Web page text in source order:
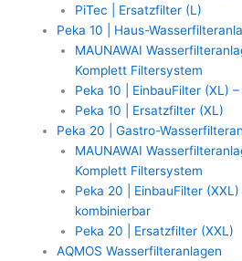
PiTec | Ersatzfilter (L)
Peka 10 | Haus-
MAUNAWAI
Komplett Filtersystem
Peka 10 | EinbauFilter (XL)
Peka 10 | Ersatzfilter (XL)
Peka 20 | Gastro-
MAUNAWAI
Komplett Filtersystem
Peka 20 | EinbauFilter
kombinierbar
Peka 20 | Ersatzfilter (XXL)
AQMOS Wasserfilteranlagen